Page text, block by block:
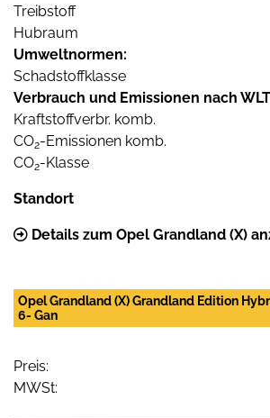
Treibstoff
Hubraum
Umweltnormen:
Schadstoffklasse
Verbrauch und Emissionen nach
Kraftstoffverbr. komb.
CO2-Emissionen komb.
CO2-Klasse
Standort
Details zum Opel Grandland (X)
Opel Grandland (X) Grandland Edition
6- Gan
Preis:
MWSt: